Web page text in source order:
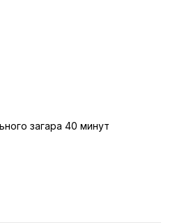
загара 40 минут